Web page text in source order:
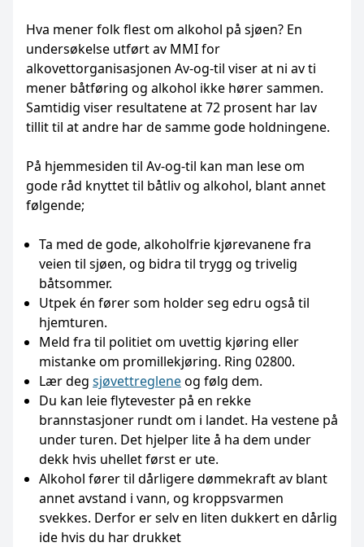
Hva mener folk flest om alkohol på sjøen? En
undersøkelse utført av MMI for
alkovettorganisasjonen Av-og-til viser at ni av ti
mener båtføring og alkohol ikke hører sammen.
Samtidig viser resultatene at 72 prosent har lav
tillit til at andre har de samme gode holdningene.
På hjemmesiden til Av-og-til kan man lese om
gode råd knyttet til båtliv og alkohol, blant annet
følgende;
Ta med de gode, alkoholfrie kjørevanene fra
veien til sjøen, og bidra til trygg og trivelig
båtsommer.
Utpek én fører som holder seg edru også til
hjemturen.
Meld fra til politiet om uvettig kjøring eller
mistanke om promillekjøring. Ring 02800.
Lær deg sjøvettregleneog følg dem.
Du kan leie flytevester på en rekke
brannstasjoner rundt om i landet. Ha vestene på
under turen. Det hjelper lite å ha dem under
dekk hvis uhellet først er ute.
Alkohol fører til dårligere dømmekraft av blant
annet avstand i vann, og kroppsvarmen
svekkes. Derfor er selv en liten dukkert en dårlig
ide hvis du har drukket